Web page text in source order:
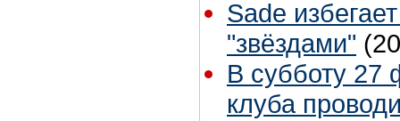
Sade
"звёздами"
В субботу 27
клуба